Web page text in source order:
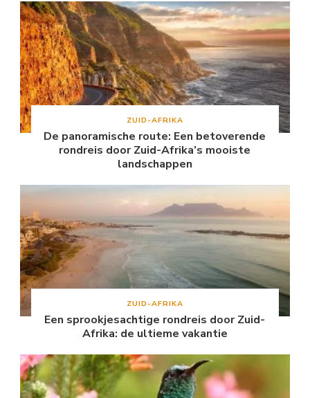
ZUID-AFRIKA
De panoramische route: Een betoverende
rondreis door Zuid-Afrika’s mooiste
landschappen
ZUID-AFRIKA
Een sprookjesachtige rondreis door Zuid-
Afrika: de ultieme vakantie